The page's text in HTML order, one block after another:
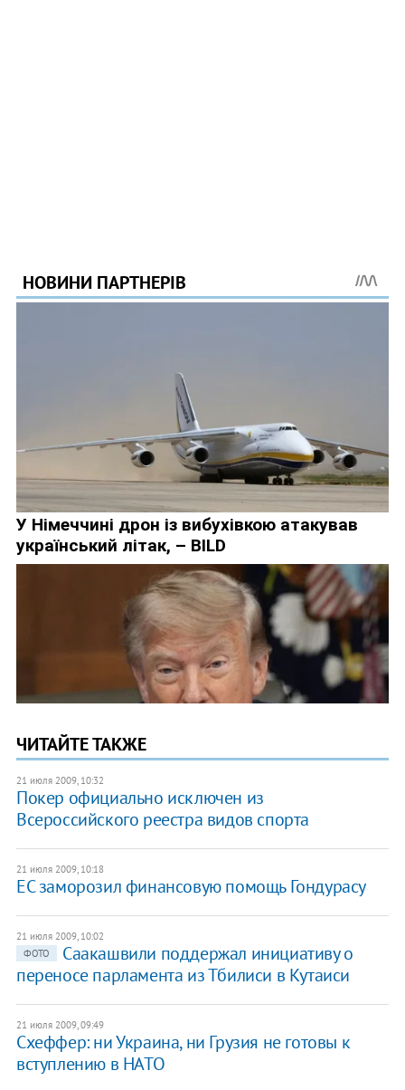
ЧИТАЙТЕ ТАКЖЕ
21 июля 2009, 10:32
Покер официально исключен из
Всероссийского реестра видов спорта
21 июля 2009, 10:18
ЕС заморозил финансовую помощь Гондурасу
21 июля 2009, 10:02
ФОТО
Саакашвили поддержал инициативу о
переносе парламента из Тбилиси в Кутаиси
21 июля 2009, 09:49
Схеффер: ни Украина, ни Грузия не готовы к
вступлению в НАТО